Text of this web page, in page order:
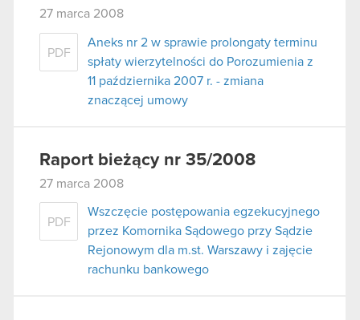
27 marca 2008
PDF
Aneks nr 2 w sprawie prolongaty terminu
spłaty wierzytelności do Porozumienia z
11 października 2007 r. - zmiana
znaczącej umowy
Raport bieżący nr 35/2008
27 marca 2008
PDF
Wszczęcie postępowania egzekucyjnego
przez Komornika Sądowego przy Sądzie
Rejonowym dla m.st. Warszawy i zajęcie
rachunku bankowego